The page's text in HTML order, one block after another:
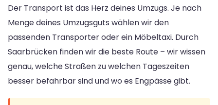
Der Transport ist das Herz deines Umzugs. Je nach
Menge deines Umzugsguts wählen wir den
passenden Transporter oder ein Möbeltaxi. Durch
Saarbrücken finden wir die beste Route – wir wissen
genau, welche Straßen zu welchen Tageszeiten
besser befahrbar sind und wo es Engpässe gibt.